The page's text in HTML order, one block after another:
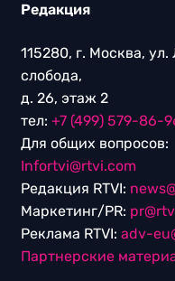
Редакция
115280, г. Москва,
слобода,
д. 26, этаж 2
тел: +7 (499) 579-86-
Для общих вопросов:
Infortvi@rtvi.com
Редакция RTVI:
Маркетинг/PR:
Реклама RTVI: adv-
Партнерские